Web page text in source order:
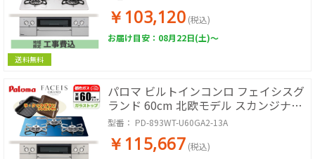
送料無料
サービス!【標準工事費込み】 PD-
829WS-U60CV-LPG-GASKOJISET
￥103,120 (税込)
お届け目安：08月22日(土)～
パロマ ビルトインコンロ フェイシスグ
ランド 60cm 北欧モデル スカンジナビ
アブルー 都市ガス用【日本製】台数限
定!!ラ・クックグランサービス! PD-
893WT-U60GA2-13A
型番： PD-893WT-U60GA2-13A
￥115,667 (税込)